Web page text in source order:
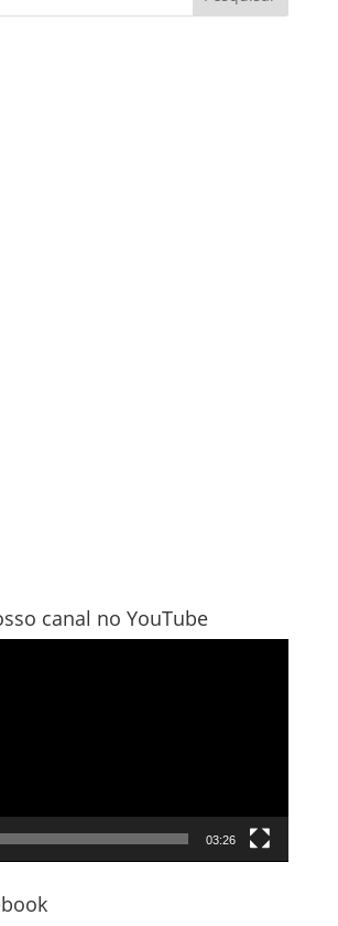
canal no YouTube
03:26